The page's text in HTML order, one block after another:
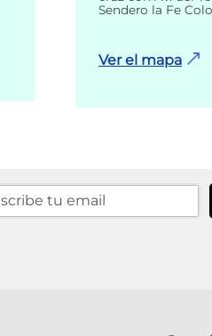
Sendero la Fe
Ver el mapa